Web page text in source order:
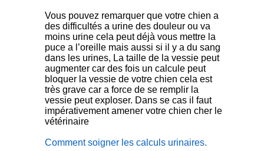
Vous pouvez remarquer que votre chien a
des difficultés a urine des douleur ou va
moins urine cela peut déjà vous mettre la
puce a l’oreille mais aussi si il y a du sang
dans les urines, La taille de la vessie peut
augmenter car des fois un calcule peut
bloquer la vessie de votre chien cela est
très grave car a force de se remplir la
vessie peut exploser. Dans se cas il faut
impérativement amener votre chien cher le
vétérinaire
Comment soigner les calculs urinaires.